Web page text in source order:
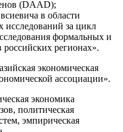
(DAAD);
в области
исследований за цикл
формальных и
регионах».
экономическая
ассоциации».
экономика
политическая
эмпирическая